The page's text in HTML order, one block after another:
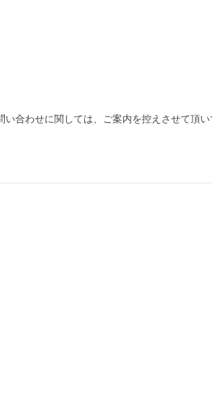
合わせに関しては、ご案内を控えさせて頂